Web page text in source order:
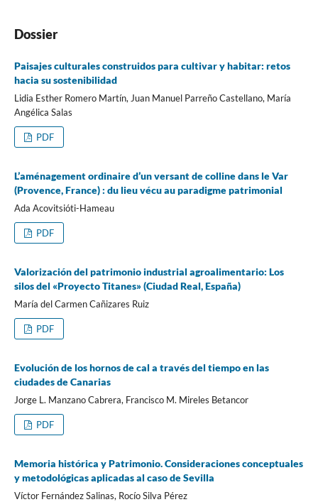
Dossier
Paisajes culturales construidos para cultivar y habitar: retos
hacia su sostenibilidad
Lidia Esther Romero Martín, Juan Manuel Parreño Castellano, María
Angélica Salas
PDF
L’aménagement ordinaire d’un versant de colline dans le Var
(Provence, France) : du lieu vécu au paradigme patrimonial
Ada Acovitsióti-Hameau
PDF
Valorización del patrimonio industrial agroalimentario: Los
silos del «Proyecto Titanes» (Ciudad Real, España)
María del Carmen Cañizares Ruiz
PDF
Evolución de los hornos de cal a través del tiempo en las
ciudades de Canarias
Jorge L. Manzano Cabrera, Francisco M. Mireles Betancor
PDF
Memoria histórica y Patrimonio. Consideraciones conceptuales
y metodológicas aplicadas al caso de Sevilla
Víctor Fernández Salinas, Rocío Silva Pérez